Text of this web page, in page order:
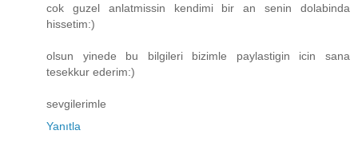
cok guzel anlatmissin kendimi bir an senin dolabinda
hissetim:)
olsun yinede bu bilgileri bizimle paylastigin icin sana
tesekkur ederim:)
sevgilerimle
Yanıtla